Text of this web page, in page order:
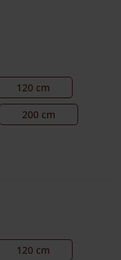
120 cm
200 cm
120 cm